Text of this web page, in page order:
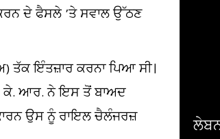
ਦੇ ਫੈਸਲੇ ’ਤੇ ਸਵਾਲ ਉੱਠਣ
ਤੱਕ ਇੰਤਜ਼ਾਰ ਕਰਨਾ ਪਿਆ ਸੀ।
ਕੇ. ਆਰ. ਨੇ ਇਸ ਤੋਂ ਬਾਅਦ
ਉਸ ਨੂੰ ਰਾਇਲ ਚੈਲੰਜਰਜ਼
ਤੋਂ ਪਰਤ ਰਿਹਾ ਗੁਰਦਾਸਪੁਰ ਦਾ